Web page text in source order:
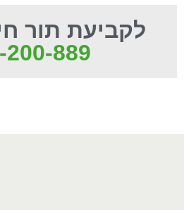
לקביעת תור
200-889